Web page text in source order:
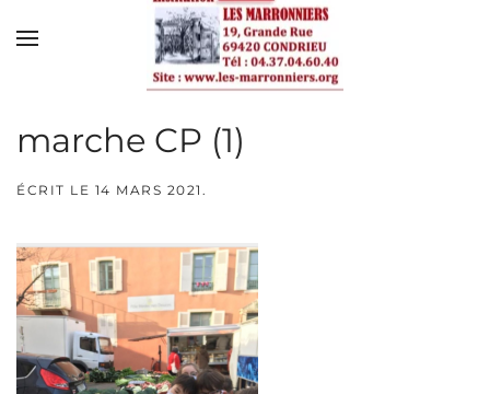
Skip to main content
marche CP (1)
ÉCRIT LE 14 MARS 2021 .